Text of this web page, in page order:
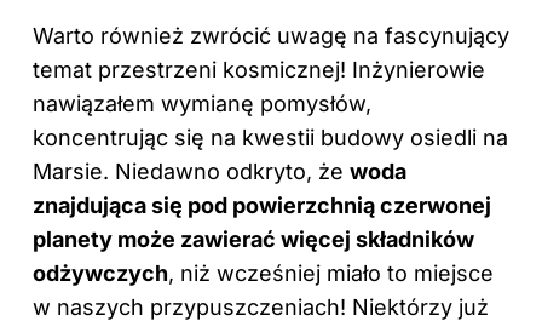
Warto również zwrócić uwagę na fascynujący
temat przestrzeni kosmicznej! Inżynierowie
nawiązałem wymianę pomysłów,
koncentrując się na kwestii budowy osiedli na
Marsie. Niedawno odkryto, że woda
znajdująca się pod powierzchnią czerwonej
planety może zawierać więcej składników
odżywczych, niż wcześniej miało to miejsce
w naszych przypuszczeniach! Niektórzy już